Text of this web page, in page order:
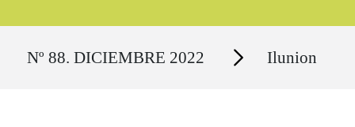
Nº 88. DICIEMBRE 2022 Secciones Ilunion